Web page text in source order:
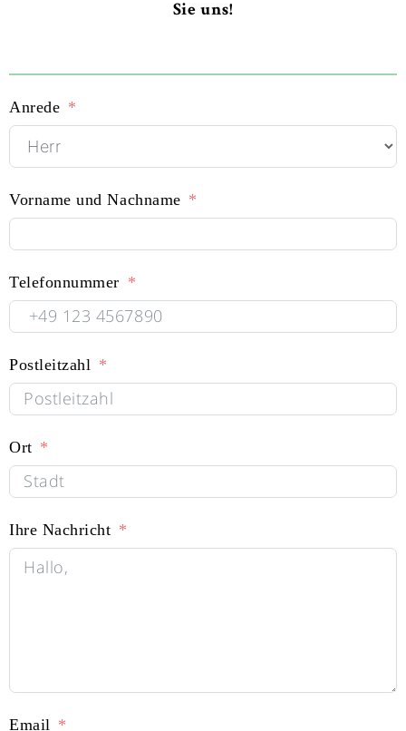
Sie uns!
Anrede
Vorname und Nachname
Telefonnummer
Postleitzahl
Ort
Ihre Nachricht
Email